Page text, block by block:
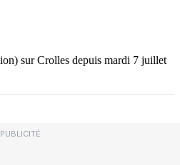
PUBLICITÉ